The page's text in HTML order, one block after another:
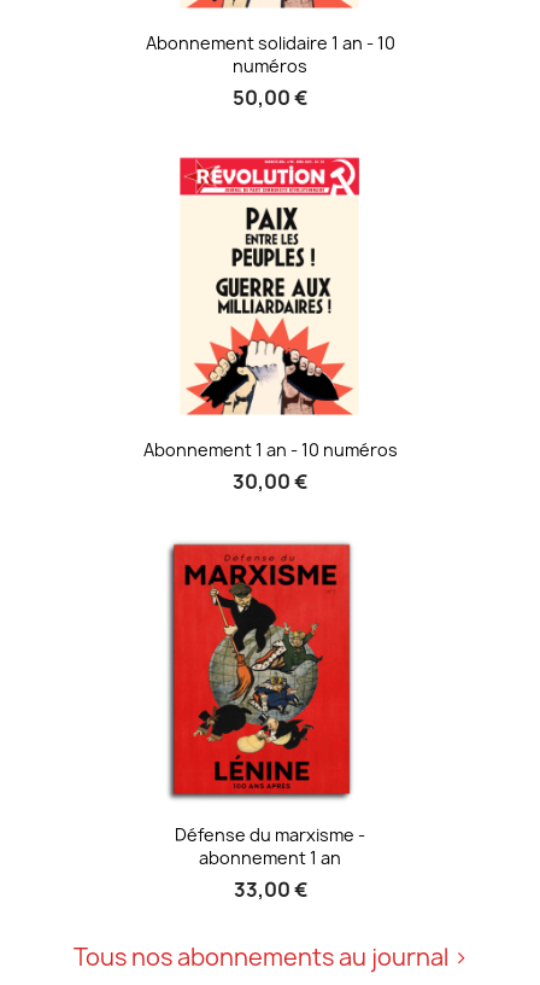
Abonnement solidaire 1 an - 10
numéros
50,00 €
Abonnement 1 an - 10 numéros
30,00 €
Défense du marxisme -
abonnement 1 an
33,00 €
Tous nos abonnements au journal